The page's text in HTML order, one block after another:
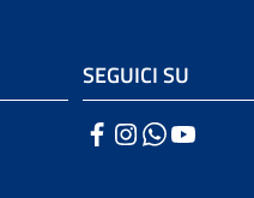
SEGUICI SU
Facebook
Instagram
WhatsApp